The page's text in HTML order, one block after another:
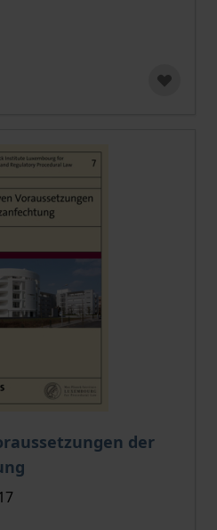
der
richtet sich nach der